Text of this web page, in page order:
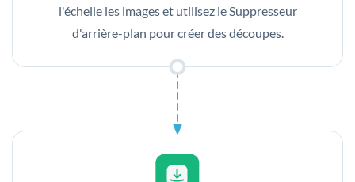
l'échelle les images et utilisez le Suppresseur
d'arrière-plan pour créer des découpes.